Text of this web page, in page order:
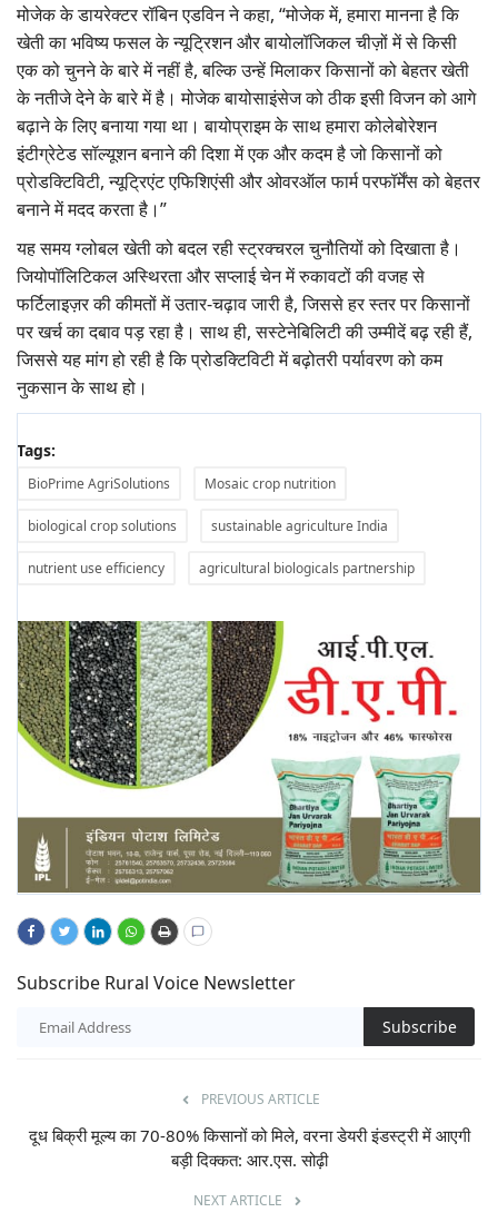
मोजेक के डायरेक्टर रॉबिन एडविन ने कहा, “मोजेक में, हमारा मानना है कि
खेती का भविष्य फसल के न्यूट्रिशन और बायोलॉजिकल चीज़ों में से किसी
एक को चुनने के बारे में नहीं है, बल्कि उन्हें मिलाकर किसानों को बेहतर खेती
के नतीजे देने के बारे में है। मोजेक बायोसाइंसेज को ठीक इसी विजन को आगे
बढ़ाने के लिए बनाया गया था। बायोप्राइम के साथ हमारा कोलेबोरेशन
इंटीग्रेटेड सॉल्यूशन बनाने की दिशा में एक और कदम है जो किसानों को
प्रोडक्टिविटी, न्यूट्रिएंट एफिशिएंसी और ओवरऑल फार्म परफॉर्मेंस को बेहतर
बनाने में मदद करता है।”
यह समय ग्लोबल खेती को बदल रही स्ट्रक्चरल चुनौतियों को दिखाता है।
जियोपॉलिटिकल अस्थिरता और सप्लाई चेन में रुकावटों की वजह से
फर्टिलाइज़र की कीमतों में उतार-चढ़ाव जारी है, जिससे हर स्तर पर किसानों
पर खर्च का दबाव पड़ रहा है। साथ ही, सस्टेनेबिलिटी की उम्मीदें बढ़ रही हैं,
जिससे यह मांग हो रही है कि प्रोडक्टिविटी में बढ़ोतरी पर्यावरण को कम
नुकसान के साथ हो।
Tags:
BioPrime AgriSolutions Mosaic crop nutrition
biological crop solutions sustainable agriculture India
nutrient use efficiency agricultural biologicals partnership
Subscribe Rural Voice Newsletter
Subscribe
PREVIOUS ARTICLE
दूध बिक्री मूल्य का 70-80% किसानों को मिले, वरना डेयरी इंडस्ट्री में आएगी
बड़ी दिक्कत: आर.एस. सोढ़ी
NEXT ARTICLE